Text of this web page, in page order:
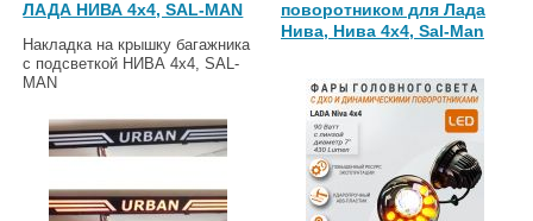
ЛАДА НИВА 4х4, SAL-MAN
Накладка на крышку багажника
с подсветкой НИВА 4х4, SAL-
MAN
поворотником для Лада
Нива, Нива 4х4, Sal-Man